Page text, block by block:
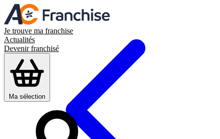
Je trouve ma franchise
Actualités
Devenir franchisé
Ma sélection